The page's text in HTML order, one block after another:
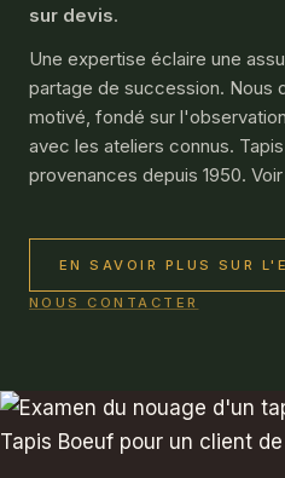
sur devis.
Une expertise éclaire une
partage de succession. Nous
motivé, fondé sur
avec les ateliers connus.
provenances depuis 1950. Voir
EN SAVOIR PLUS SUR
NOUS CONTACTER